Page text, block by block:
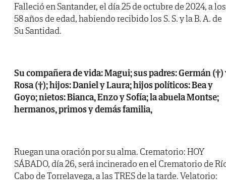
Falleció en Santander, el día 25 de octubre de 2024, a los
58 años de edad, habiendo recibido los S. S. y la B. A. de
Su Santidad.
Su compañera de vida: Magui; sus padres: Germán (†)
Rosa (†); hijos: Daniel y Laura; hijos políticos: Bea y
Goyo; nietos: Bianca, Enzo y Sofía; la abuela Montse;
hermanos, primos y demás familia,
Ruegan una oración por su alma. Crematorio: HOY
SÁBADO, día 26, será incinerado en el Crematorio de
Cabo de Torrelavega, a las TRES de la tarde. Velatorio: